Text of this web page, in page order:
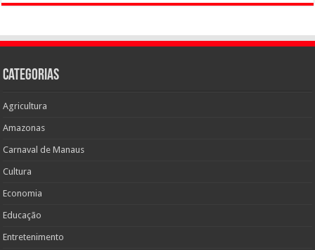
Categorias
Agricultura
Amazonas
Carnaval de Manaus
Cultura
Economia
Educação
Entretenimento